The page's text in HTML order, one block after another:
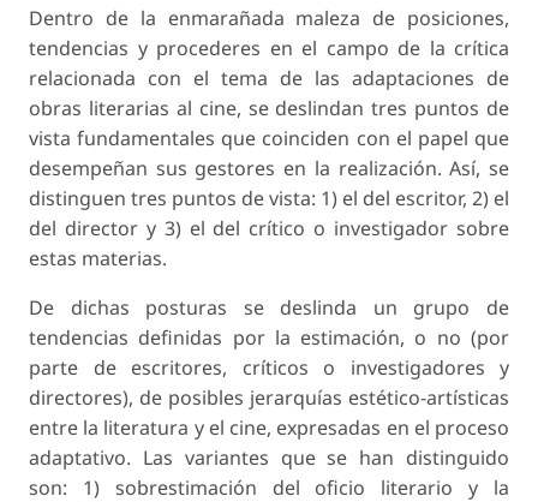
Dentro de la enmarañada maleza de posiciones,
tendencias y procederes en el campo de la crítica
relacionada con el tema de las adaptaciones de
obras literarias al cine, se deslindan tres puntos de
vista fundamentales que coinciden con el papel que
desempeñan sus gestores en la realización. Así, se
distinguen tres puntos de vista: 1) el del escritor, 2) el
del director y 3) el del crítico o investigador sobre
estas materias.
De dichas posturas se deslinda un grupo de
tendencias definidas por la estimación, o no (por
parte de escritores, críticos o investigadores y
directores), de posibles jerarquías estético-artísticas
entre la literatura y el cine, expresadas en el proceso
adaptativo. Las variantes que se han distinguido
son: 1) sobrestimación del oficio literario y la